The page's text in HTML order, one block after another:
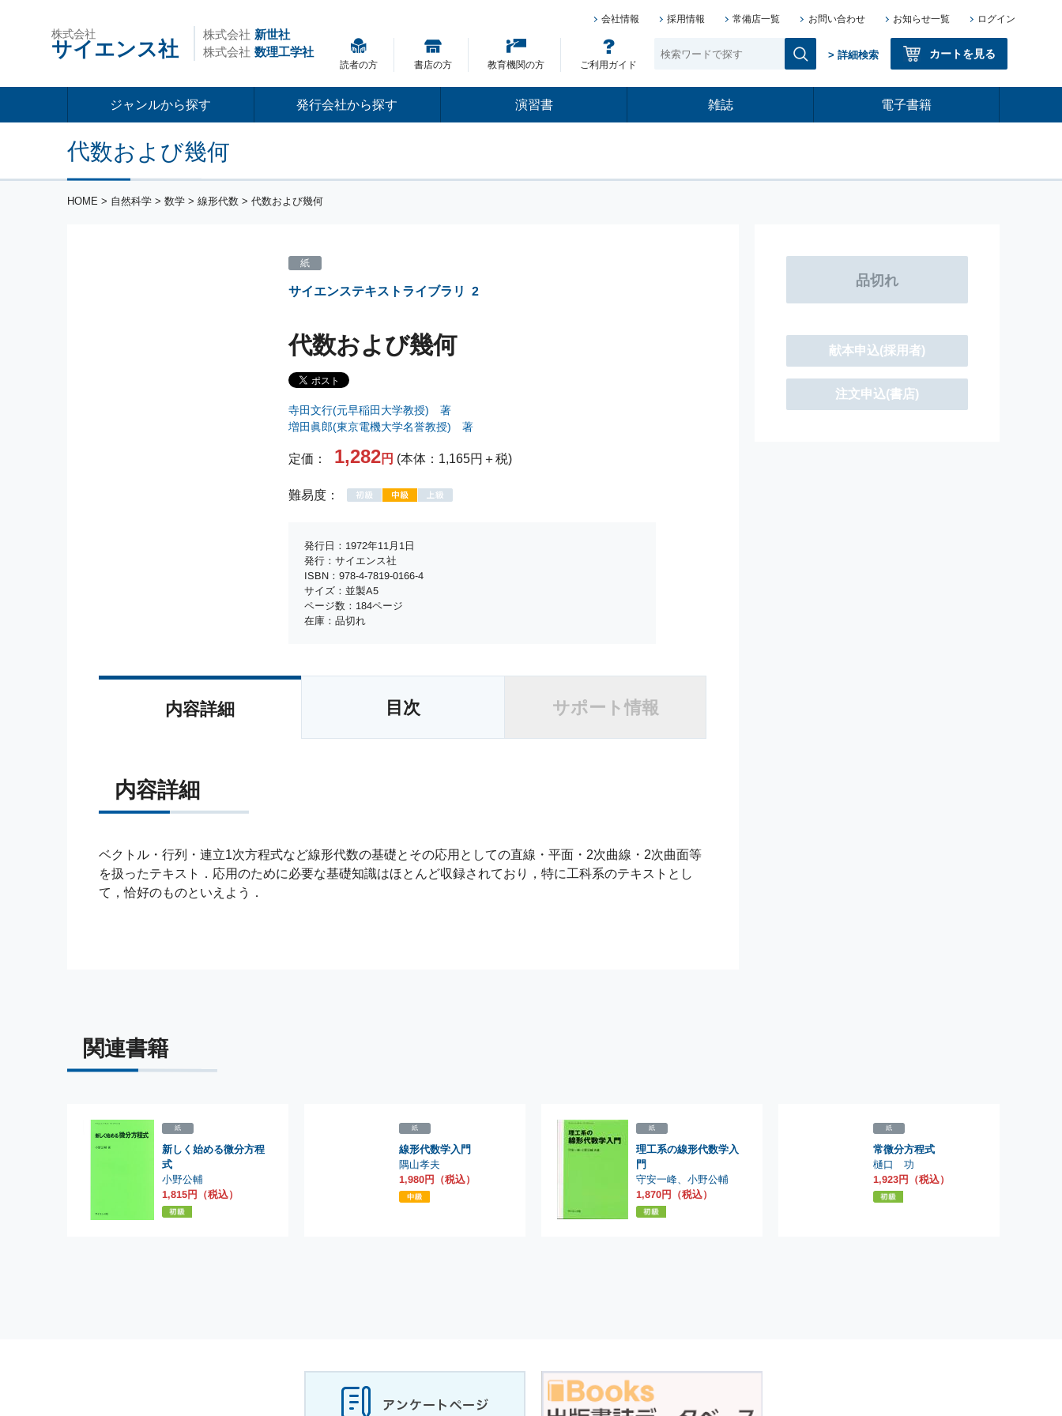
株式会社
サイエンス社
株式会社 新世社
株式会社 数理工学社
会社情報 採用情報 常備店一覧 お問い合わせ お知らせ一覧 ログイン
読者の方 書店の方 教育機関の方 ご利用ガイド
> 詳細検索 カートを見る
ジャンルから探す 発行会社から探す 演習書 雑誌 電子書籍
代数および幾何
HOME > 自然科学 > 数学 > 線形代数 > 代数および幾何
紙
サイエンステキストライブラリ 2
代数および幾何
寺田文行(元早稲田大学教授) 著
増田眞郎(東京電機大学名誉教授) 著
定価： 1,282円 (本体：1,165円＋税)
難易度：
発行日：1972年11月1日
発行：サイエンス社
ISBN：978-4-7819-0166-4
サイズ：並製A5
ページ数：184ページ
在庫：品切れ
献本申込(採用者)
注文申込(書店)
内容詳細 目次 サポート情報
内容詳細
ベクトル・行列・連立1次方程式など線形代数の基礎とその応用としての直線・平面・2次曲線・2次曲面等
を扱ったテキスト．応用のために必要な基礎知識はほとんど収録されており，特に工科系のテキストとし
て，恰好のものといえよう．
関連書籍
紙
新しく始める微分方程
式
小野公輔
1,815円（税込）
紙
線形代数学入門
隅山孝夫
1,980円（税込）
紙
理工系の線形代数学入
門
守安一峰、小野公輔
1,870円（税込）
紙
常微分方程式
樋口 功
1,923円（税込）